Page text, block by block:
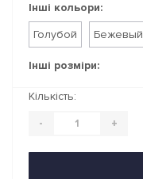
Інші кольори:
Голубой
Бежевый
Інші розміри:
Кількість:
- +